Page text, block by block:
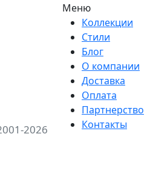
2026
Меню
Коллекции
Стили
Блог
О компании
Доставка
Оплата
Партнерство
Контакты